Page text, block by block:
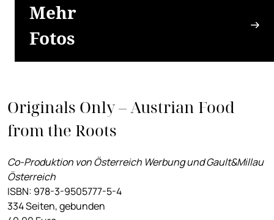
Mehr
Fotos
Originals Only – Austrian Food
from the Roots
Co-Produktion von Österreich Werbung und Gault&Millau
Österreich
ISBN: 978-3-9505777-5-4
334 Seiten, gebunden